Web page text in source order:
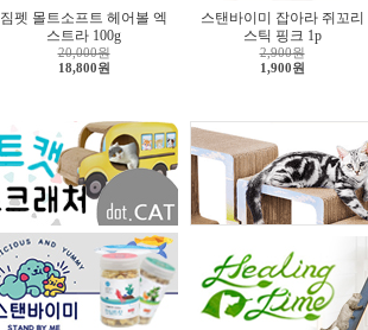
짐펫 몰트소프트 헤어볼 엑
스트라 100g
20,000원
18,800원
스탠바이미 잡아라 쥐꼬리
스틱 핑크 1p
2,900원
1,900원